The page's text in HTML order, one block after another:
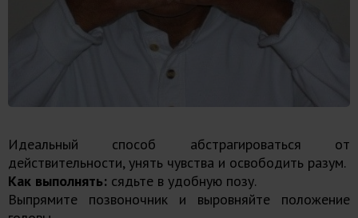
Идеальный способ абстрагироваться от
действительности, унять чувства и освободить разум.
Как выполнять: сядьте в удобную позу.
Выпрямите позвоночник и выровняйте положение